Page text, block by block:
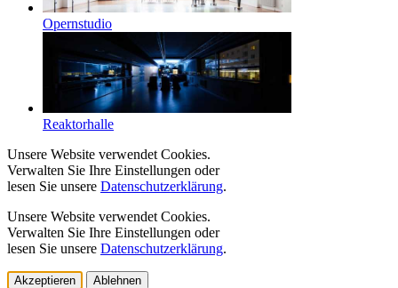
Opernstudio
Reaktorhalle
Unsere Website verwendet Cookies.
Verwalten Sie Ihre Einstellungen oder
lesen Sie unsere Datenschutzerklärung.
Unsere Website verwendet Cookies.
Verwalten Sie Ihre Einstellungen oder
lesen Sie unsere Datenschutzerklärung.
Akzeptieren
Ablehnen